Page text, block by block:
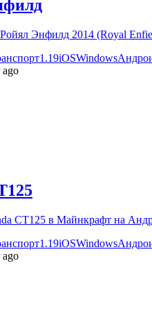
Энфилд 2014 (Royal
1.19iOSWindows
ago
CT125 в Майнкрафт на
1.19iOSWindows
ago